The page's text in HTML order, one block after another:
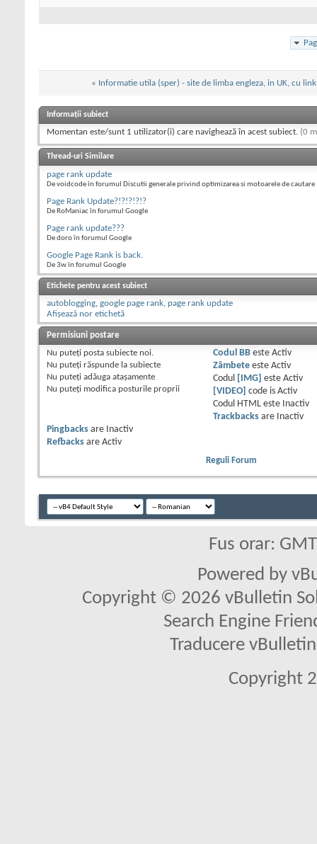
« Informatie utila (sper) - site de limba engleza, in UK, cu
Informații subiect
Momentan este/sunt 1 utilizator(i) care navighează în acest subiect. (0
Thread-uri Similare
page rank update
De voidcode în forumul Discutii generale privind optimizarea si motoarele de cautare
Page Rank Update?!?!?!?!?
De RoManiac în forumul Google
Page rank update???
De doro în forumul Google
Google Page Rank is back.
De 3w în forumul Google
Etichete pentru acest subiect
autoblogging, google page rank, page rank update
Afișează nor etichetă
Permisiuni postare
Nu puteţi posta subiecte noi.
Nu puteţi răspunde la subiecte
Nu puteţi adăuga ataşamente
Nu puteţi modifica posturile proprii
Codul BBeste Activ
Zâmbeteeste Activ
Codul
[IMG] este Activ
[VIDEO] code is Activ
Codul HTML este
Inactiv
Trackbacksare
Inactiv
Pingbacks are
Inactiv
Refbacks are Activ
Reguli Forum
Fus orar:
Powered by
Copyright © 2026 vBulletin
Search Engine
Traducere
Copyright